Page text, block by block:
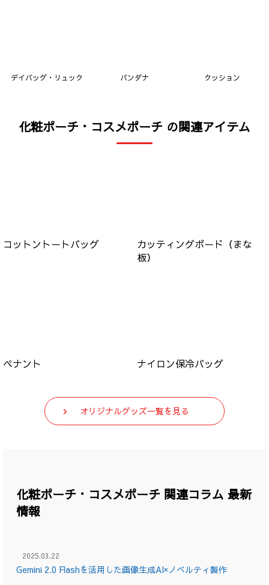
デイバッグ・リュック バンダナ クッション
化粧ポーチ・コスメポーチ の関連アイテム
コットントートバッグ
カッティングボード（まな
板）
ペナント ナイロン保冷バッグ
オリジナルグッズ一覧を見る
化粧ポーチ・コスメポーチ 関連コラム 最新
情報
2025.03.22
Gemini 2.0 Flashを活用した画像生成AI×ノベルティ製作